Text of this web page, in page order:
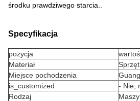
środku prawdziwego starcia..
Specyfikacja
pozycja
Materiał
Miejsce pochodzenia
is_customized
- Nie,
Rodzaj